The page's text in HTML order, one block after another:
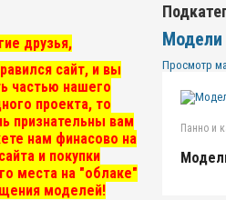
друзья,
сайт, и вы
частью нашего
проекта, то
признательны вам
нам финасово на
и покупки
места на "облаке"
моделей!
Модели
Просмотр
Панно и